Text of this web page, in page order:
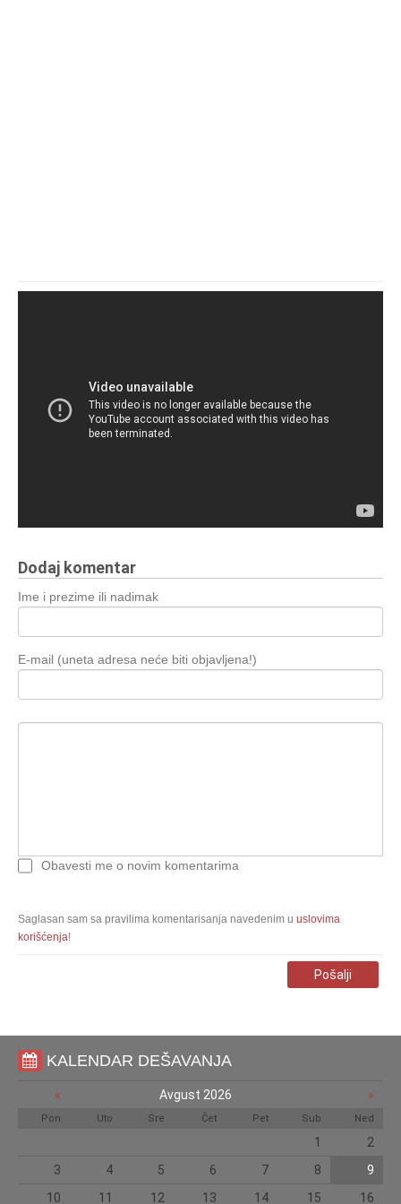
Dodaj komentar
Ime i prezime ili nadimak
E-mail (uneta adresa neće biti objavljena!)
Obavesti me o novim komentarima
Saglasan sam sa pravilima komentarisanja navedenim u uslovima
korišćenja!
Pošalji
KALENDAR DEŠAVANJA
« Avgust 2026 »
Pon Uto Sre Čet Pet Sub Ned
1
2
3
4 5 6 7 8
9
10
11 12 13 14 15
16